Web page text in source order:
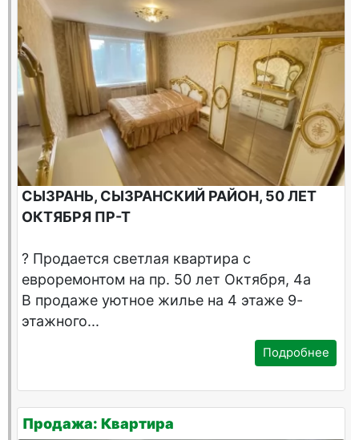
СЫЗРАНЬ, СЫЗРАНСКИЙ РАЙОН, 50 ЛЕТ
ОКТЯБРЯ ПР-Т
? Продается светлая квартира с
евроремонтом на пр. 50 лет Октября, 4а
В продаже уютное жилье на 4 этаже 9-
этажного...
Подробнее
Продажа: Квартира